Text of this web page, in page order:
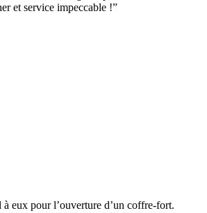
et service impeccable !”
eux pour l’ouverture d’un coffre-fort.